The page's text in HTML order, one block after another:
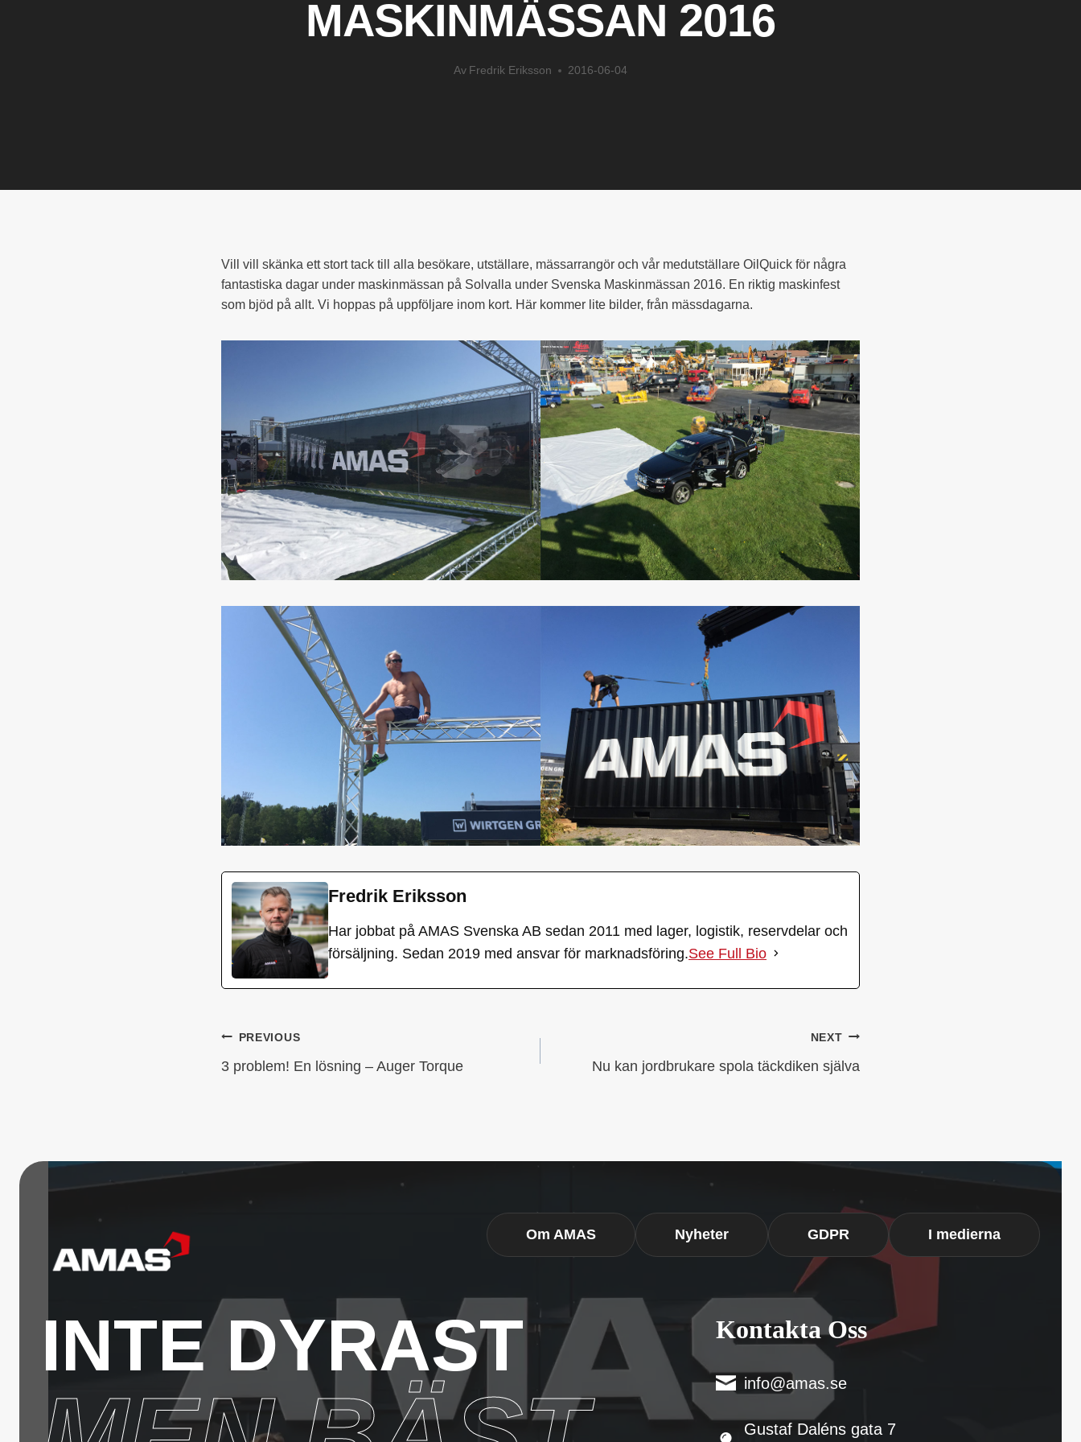
MASKINMÄSSAN 2016
Av Fredrik Eriksson 2016-06-04
Vill vill skänka ett stort tack till alla besökare, utställare, mässarrangör och vår medutställare OilQuick för några
fantastiska dagar under maskinmässan på Solvalla under Svenska Maskinmässan 2016. En riktig maskinfest
som bjöd på allt. Vi hoppas på uppföljare inom kort. Här kommer lite bilder, från mässdagarna.
Fredrik Eriksson
Har jobbat på AMAS Svenska AB sedan 2011 med lager, logistik, reservdelar och
försäljning. Sedan 2019 med ansvar för marknadsföring.See Full Bio
INLÄGGSNAVIGERING
PREVIOUS
3 problem! En lösning – Auger Torque
NEXT
Nu kan jordbrukare spola täckdiken själva
Om AMAS Nyheter GDPR I medierna
INTE DYRAST Kontakta Oss
info@amas.se
Gustaf Daléns gata 7